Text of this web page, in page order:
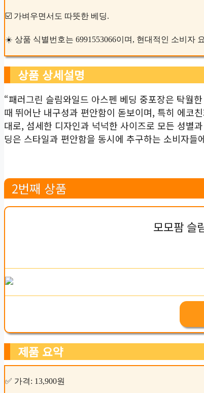
☑️ 가벼우면서도 따뜻한 베딩.
☀️ 상품 식별번호는 6991553066이며, 현대적인 소비자
상품 상세설명
“패러그린 슬림와일드 아스펜 베딩 중포장은 탁월
때 뛰어난 내구성과 편안함이 돋보이며, 특히 에코
대로, 섬세한 디자인과 넉넉한 사이즈로 모든 성별
딩은 스타일과 편안함을 동시에 추구하는 소비자
2번째 상품
모모팜 슬
제품 요약
✅ 가격: 13,900원